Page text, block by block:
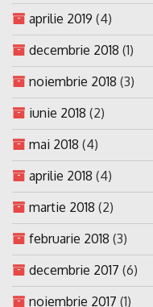
aprilie 2019 (4)
decembrie 2018 (1)
noiembrie 2018 (3)
iunie 2018 (2)
mai 2018 (4)
aprilie 2018 (4)
martie 2018 (2)
februarie 2018 (3)
decembrie 2017 (6)
noiembrie 2017 (1)